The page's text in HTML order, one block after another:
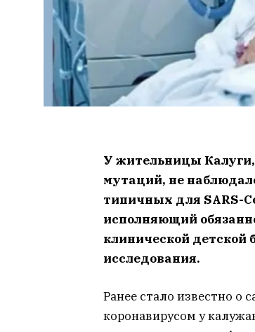
У жительницы Калуги,
мутаций, не
типичных для SARS-
исполняющий
клинической детской
исследования.
Ранее стало известно о
коронавирусом у